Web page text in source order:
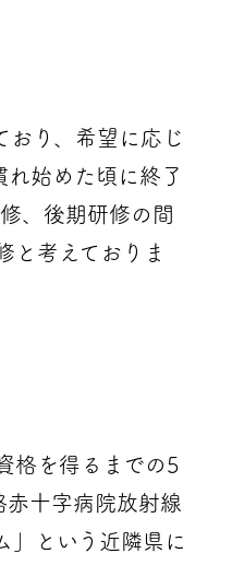
おり、希望に応じ
始めた頃に終了
、後期研修の間
と考えておりま
格を得るまでの5
赤十字病院放射線
」という近隣県に